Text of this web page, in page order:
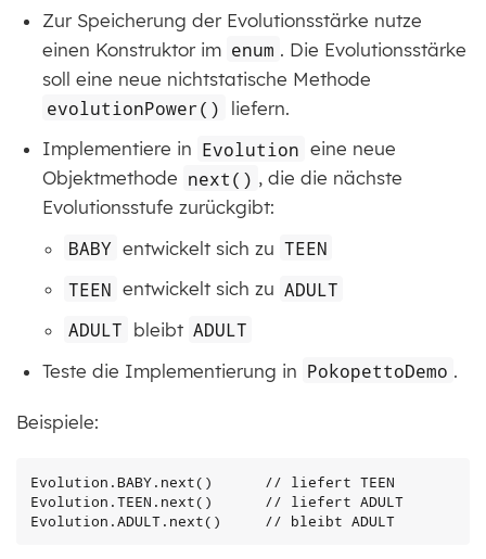
Zur Speicherung der Evolutionsstärke nutze
einen Konstruktor im enum . Die Evolutionsstärke
soll eine neue nichtstatische Methode
evolutionPower()
liefern.
Implementiere in Evolution eine neue
Objektmethode next() , die die nächste
Evolutionsstufe zurückgibt:
BABY entwickelt sich zu TEEN
TEEN entwickelt sich zu ADULT
ADULT bleibt ADULT
Teste die Implementierung in PokopettoDemo .
Beispiele:
Evolution.BABY.next()      // liefert TEEN
Evolution.TEEN.next()      // liefert ADULT
Evolution.ADULT.next()     // bleibt ADULT